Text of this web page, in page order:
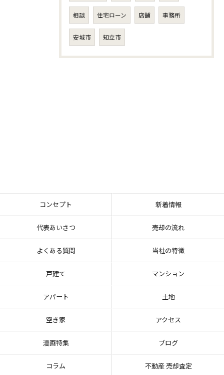
相談 住宅ローン 店舗 事務所
安城市 知立市
コンセプト 新着情報
代表あいさつ 売却の流れ
よくある質問 当社の特徴
戸建て マンション
アパート 土地
空き家 アクセス
漫画特集 ブログ
コラム 不動産 売却査定